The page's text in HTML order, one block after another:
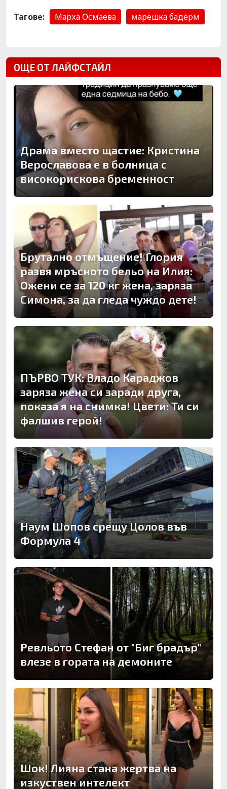
Тагове: Марха Осмаева марешка бадерм
ОЩЕ ОТ ЛАЙФСТАЙЛ
Драма вместо щастие: Кристина
Верославова е в болница с
високорискова бременност
Брутално отмъщение! Глория
развя мръсното бельо на Илия:
Ожени се за 120 кг жена, заряза
Симона, за да гледа чуждо дете!
ПЪРВО ТУК: Владо Караджов
заряза жена си заради друга,
показа я на снимка! Цвети: Ти си
фалшив герой!
Наум Шопов срещу Цолов във
Формула 4
Ревльото Стефан от "Биг брадър"
влезе в гората на демоните
Шок! Лияна стана жертва на
изкуствен интелект